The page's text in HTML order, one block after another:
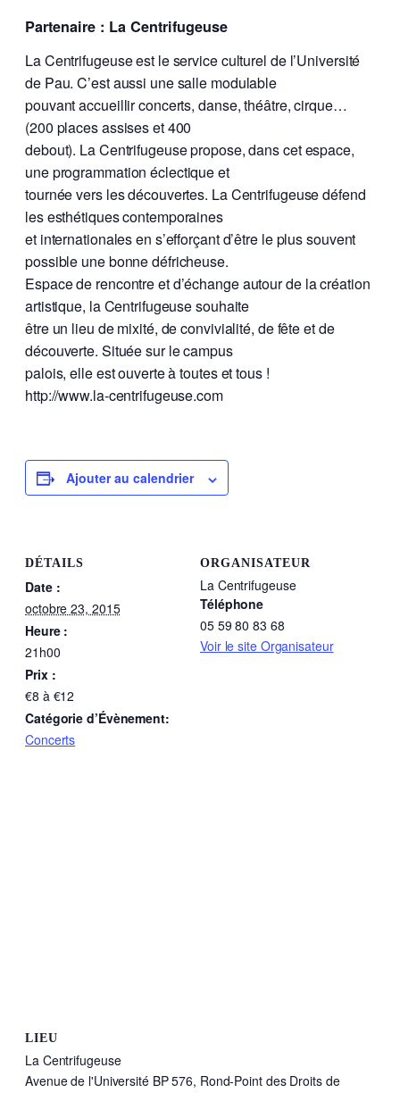
Partenaire : La Centrifugeuse
La Centrifugeuse est le service culturel de l’Université
de Pau. C’est aussi une salle modulable
pouvant accueillir concerts, danse, théâtre, cirque…
(200 places assises et 400
debout). La Centrifugeuse propose, dans cet espace,
une programmation éclectique et
tournée vers les découvertes. La Centrifugeuse défend
les esthétiques contemporaines
et internationales en s’efforçant d’être le plus souvent
possible une bonne défricheuse.
Espace de rencontre et d’échange autour de la création
artistique, la Centrifugeuse souhaite
être un lieu de mixité, de convivialité, de fête et de
découverte. Située sur le campus
palois, elle est ouverte à toutes et tous !
http://www.la-centrifugeuse.com
Ajouter au calendrier
DÉTAILS
Date :
octobre 23, 2015
Heure :
21h00
Prix :
€8 à €12
Catégorie d’Évènement:
Concerts
ORGANISATEUR
La Centrifugeuse
Téléphone
05 59 80 83 68
Voir le site Organisateur
LIEU
La Centrifugeuse
Avenue de l'Université BP 576, Rond-Point des Droits de